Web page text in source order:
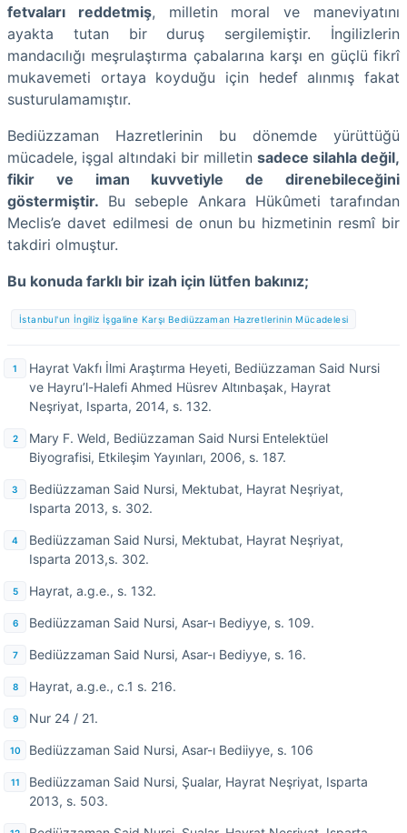
fetvaları reddetmiş, milletin moral ve maneviyatını
ayakta tutan bir duruş sergilemiştir. İngilizlerin
mandacılığı meşrulaştırma çabalarına karşı en güçlü fikrî
mukavemeti ortaya koyduğu için hedef alınmış fakat
susturulamamıştır.
Bediüzzaman Hazretlerinin bu dönemde yürüttüğü
mücadele, işgal altındaki bir milletin sadece silahla değil,
fikir ve iman kuvvetiyle de direnebileceğini
göstermiştir. Bu sebeple Ankara Hükûmeti tarafından
Meclis’e davet edilmesi de onun bu hizmetinin resmî bir
takdiri olmuştur.
Bu konuda farklı bir izah için lütfen bakınız;
İstanbul'un İngiliz İşgaline Karşı Bediüzzaman Hazretlerinin Mücadelesi
Hayrat Vakfı İlmi Araştırma Heyeti, Bediüzzaman Said Nursi
ve Hayru’l-Halefi Ahmed Hüsrev Altınbaşak, Hayrat
Neşriyat, Isparta, 2014, s. 132.
Mary F. Weld, Bediüzzaman Said Nursi Entelektüel
Biyografisi, Etkileşim Yayınları, 2006, s. 187.
Bediüzzaman Said Nursi, Mektubat, Hayrat Neşriyat,
Isparta 2013, s. 302.
Bediüzzaman Said Nursi, Mektubat, Hayrat Neşriyat,
Isparta 2013,s. 302.
Hayrat, a.g.e., s. 132.
Bediüzzaman Said Nursi, Asar-ı Bediyye, s. 109.
Bediüzzaman Said Nursi, Asar-ı Bediyye, s. 16.
Hayrat, a.g.e., c.1 s. 216.
Nur 24 / 21.
Bediüzzaman Said Nursi, Asar-ı Bediiyye, s. 106
Bediüzzaman Said Nursi, Şualar, Hayrat Neşriyat, Isparta
2013, s. 503.